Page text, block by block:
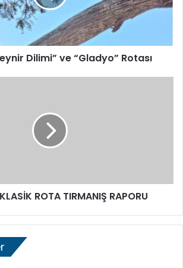
Dilimi” ve “Gladyo” Rotası
ROTA TIRMANIŞ RAPORU